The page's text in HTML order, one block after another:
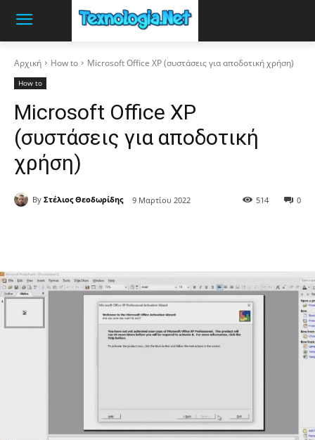
Αρχική How to Microsoft Office XP (συστάσεις για αποδοτική χρήση)
How to
Microsoft Office XP
(συστάσεις για αποδοτική
χρήση)
By Στέλιος Θεοδωρίδης 9 Μαρτίου 2022 0
514